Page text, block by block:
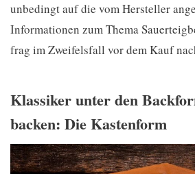
unbedingt auf die vom Hersteller
Informationen zum Thema
frag im Zweifelsfall vor dem Kauf
Klassiker unter den
backen: Die Kastenform